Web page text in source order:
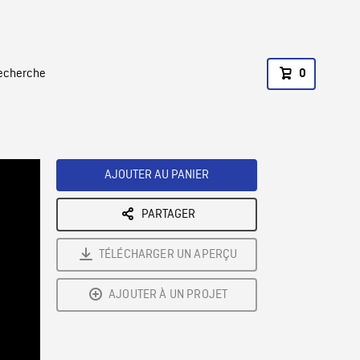
0
AJOUTER AU PANIER
PARTAGER
TÉLÉCHARGER UN APERÇU
AJOUTER À UN PROJET